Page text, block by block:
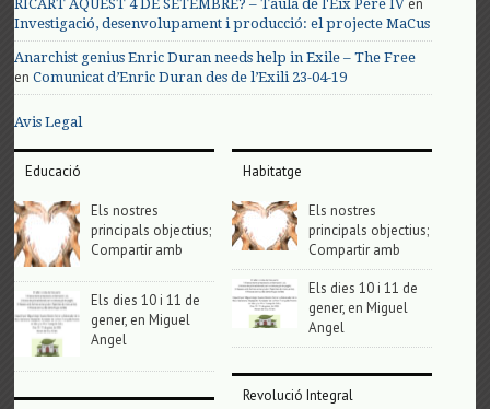
RICART AQUEST 4 DE SETEMBRE? – Taula de l'Eix Pere IV en
Investigació, desenvolupament i producció: el projecte MaCus
Anarchist genius Enric Duran needs help in Exile – The Free
enComunicat d’Enric Duran des de l’Exili 23-04-19
Avis Legal
Educació
Els nostres
principals objectius;
Compartir amb
Els dies 10 i 11 de
gener, en Miguel
Angel
Habitatge
Els nostres
principals objectius;
Compartir amb
Els dies 10 i 11 de
gener, en Miguel
Angel
Revolució Integral